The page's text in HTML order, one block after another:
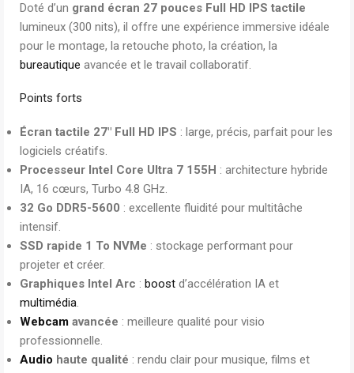
Doté d’un grand écran 27 pouces Full HD IPS tactile
lumineux (300 nits), il offre une expérience immersive idéale
pour le montage, la retouche photo, la création, la
bureautique avancée et le travail collaboratif.
Points forts
Écran tactile 27″ Full HD IPS : large, précis, parfait pour les
logiciels créatifs.
Processeur Intel Core Ultra 7 155H : architecture hybride
IA, 16 cœurs, Turbo 4.8 GHz.
32 Go DDR5-5600 : excellente fluidité pour multitâche
intensif.
SSD rapide 1 To NVMe : stockage performant pour
projeter et créer.
Graphiques Intel Arc : boost d’accélération IA et
multimédia.
Webcam avancée : meilleure qualité pour visio
professionnelle.
Audio haute qualité : rendu clair pour musique, films et